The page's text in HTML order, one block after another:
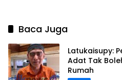
Baca Juga
Latukaisupy:
Adat Tak
Rumah